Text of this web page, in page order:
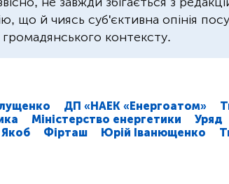
що й чиясь суб'єктивна опінія
контексту.
ДП «НАЕК «Енергоатом»
Міністерство енергетики Уряд
Фірташ Юрій Іванющенко